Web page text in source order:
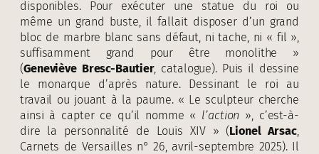
disponibles. Pour exécuter une statue du roi ou
même un grand buste, il fallait disposer d’un grand
bloc de marbre blanc sans défaut, ni tache, ni « fil »,
suffisamment grand pour être monolithe »
(Geneviève Bresc-Bautier, catalogue). Puis il dessine
le monarque d’après nature. Dessinant le roi au
travail ou jouant à la paume. « Le sculpteur cherche
ainsi à capter ce qu’il nomme « l’action », c’est-à-
dire la personnalité de Louis XIV » (Lionel Arsac
Carnets de Versailles n° 26, avril-septembre 2025). Il